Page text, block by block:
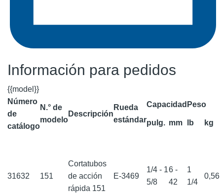
Información para pedidos
{{model}}
Número
de
catálogo
N.° de
modelo
Descripción
Rueda
estándar
Capacidad Peso
pulg. mm lb kg
31632 151
Cortatubos
de acción
rápida 151
E-3469
1/4 - 1
5/8
6 -
42
1
1/4
0,56